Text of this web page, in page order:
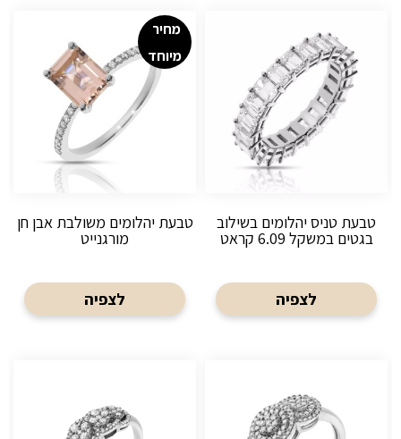
טבעת טניס יהלומים בשילוב
בגטים במשקל 6.09 קראט
לצפיה
מחיר
מיוחד
טבעת יהלומים משולבת אבן חן
מורגנייט
לצפיה